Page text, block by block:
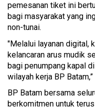
pemesanan tiket ini
bagi masyarakat yang
non-tunai.
"Melalui layanan digital,
kelancaran arus mudik
bagi penumpang kapal
wilayah kerja BP Batam,”
BP Batam bersama
berkomitmen untuk